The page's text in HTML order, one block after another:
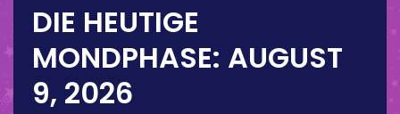
DIE HEUTIGE
MONDPHASE: AUGUST
9, 2026